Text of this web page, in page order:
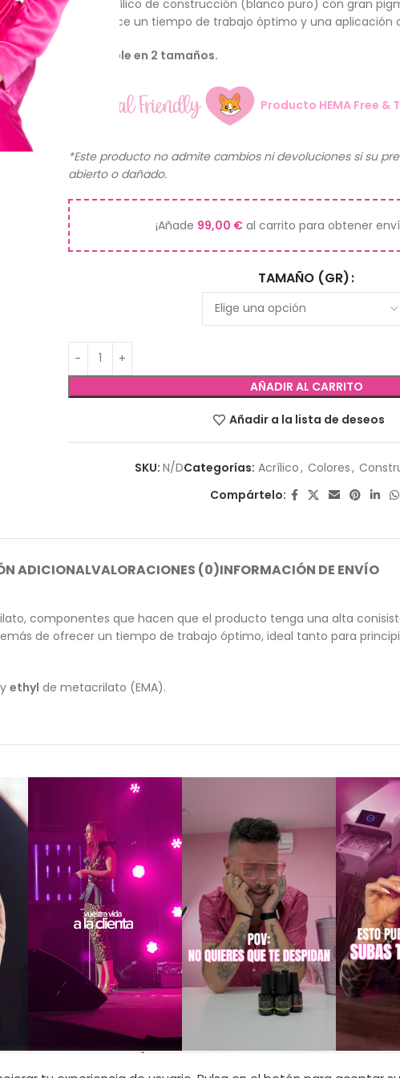
Polvo acrílico de construcción (blanco puro) con gran
que ofrece un tiempo de trabajo óptimo y una aplicación
Disponible en 2 tamaños.
Producto HEMA Free &
*Este producto no admite cambios ni devoluciones si su
abierto o dañado.
¡Añade 99,00 €al carrito para obtener
TAMAÑO (GR)
AÑADIR AL CARRITO
Añadir a la lista de deseos
SKU: N/DCategorías: Acrílico, Colores,
Compártelo:
ADICIONALVALORACIONES (0)INFORMACIÓN DE ENVÍO
componentes que hacen que el producto tenga una alta
de ofrecer un tiempo de trabajo óptimo, ideal tanto para
ethyl de metacrilato (EMA).
INFORMACIÓN LEGAL